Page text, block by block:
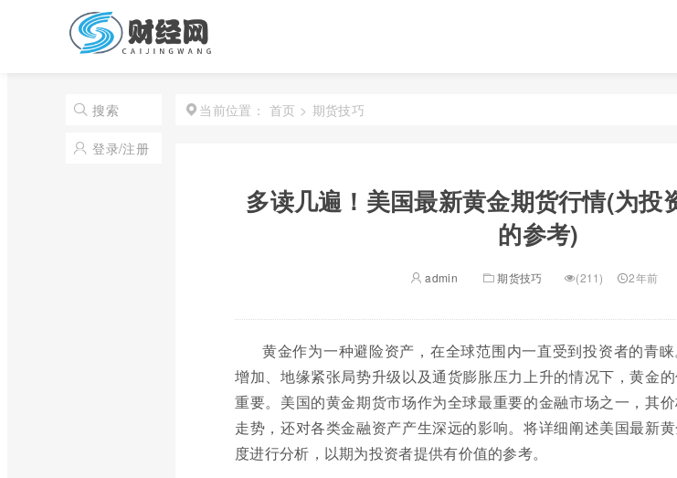
搜索
登录/注册
当前位置： 首页 > 期货技巧
多读几遍！美国最新黄金期货行情(为投
的参考)
admin 期货技巧 (211) 2年前
黄金作为一种避险资产，在全球范围内一直受到投资者的青
增加、地缘紧张局势升级以及通货膨胀压力上升的情况下，黄金
重要。美国的黄金期货市场作为全球最重要的金融市场之一，其
走势，还对各类金融资产产生深远的影响。将详细阐述美国最新
度进行分析，以期为投资者提供有价值的参考。